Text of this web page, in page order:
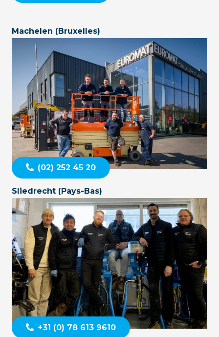
Machelen (Bruxelles)
(02) 252 45 20
Sliedrecht (Pays-Bas)
+31 (0) 78 613 9610